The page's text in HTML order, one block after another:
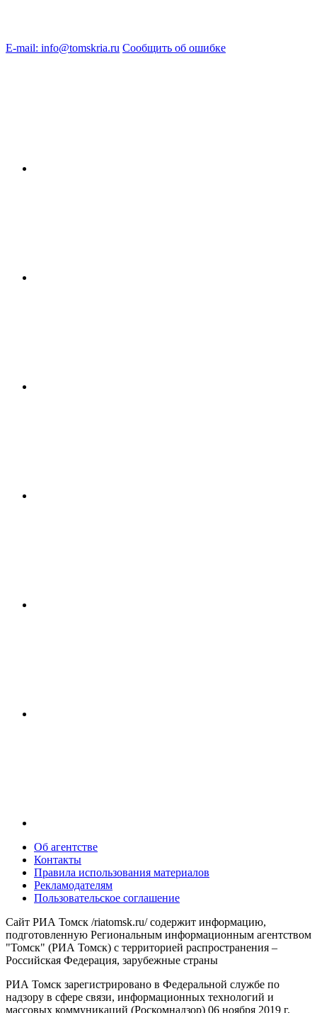
E-mail: info@tomskria.ru Сообщить об ошибке
Об агентстве
Контакты
Правила использования материалов
Рекламодателям
Пользовательское соглашение
Сайт РИА Томск /riatomsk.ru/ содержит информацию,
подготовленную Региональным информационным агентством
"Томск" (РИА Томск) с территорией распространения –
Российская Федерация, зарубежные страны
РИА Томск зарегистрировано в Федеральной службе по
надзору в сфере связи, информационных технологий и
массовых коммуникаций (Роскомнадзор) 06 ноября 2019 г.